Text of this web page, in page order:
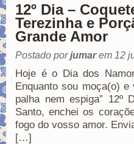
12º Dia –
Terezinha e
Grande Amor
Postado porjumarem 12
Hoje é o Dia dos
Enquanto sou moça(o)
palha nem espiga” 12º
Santo, enchei os
fogo do vosso amor.
[…]